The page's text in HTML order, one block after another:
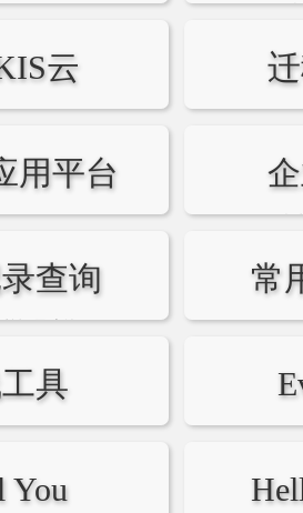
KIS
云
助
用平台
各
查询
记录查询
常
具
You